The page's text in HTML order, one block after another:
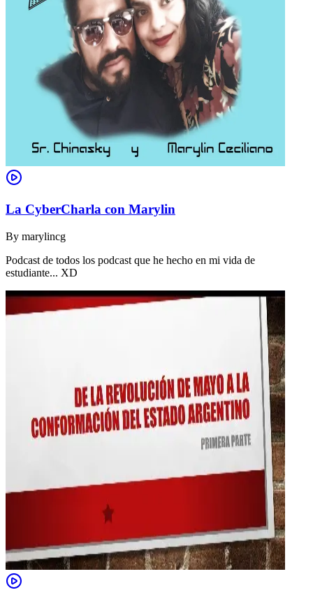
La CyberCharla con Marylin
By marylincg
Podcast de todos los podcast que he hecho en mi vida de
estudiante... XD